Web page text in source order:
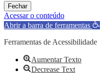
Fechar
Acessar o conteúdo
Abrir a barra de ferramentas
Ferramentas de Acessibilidade
Aumentar Texto
Decrease Text